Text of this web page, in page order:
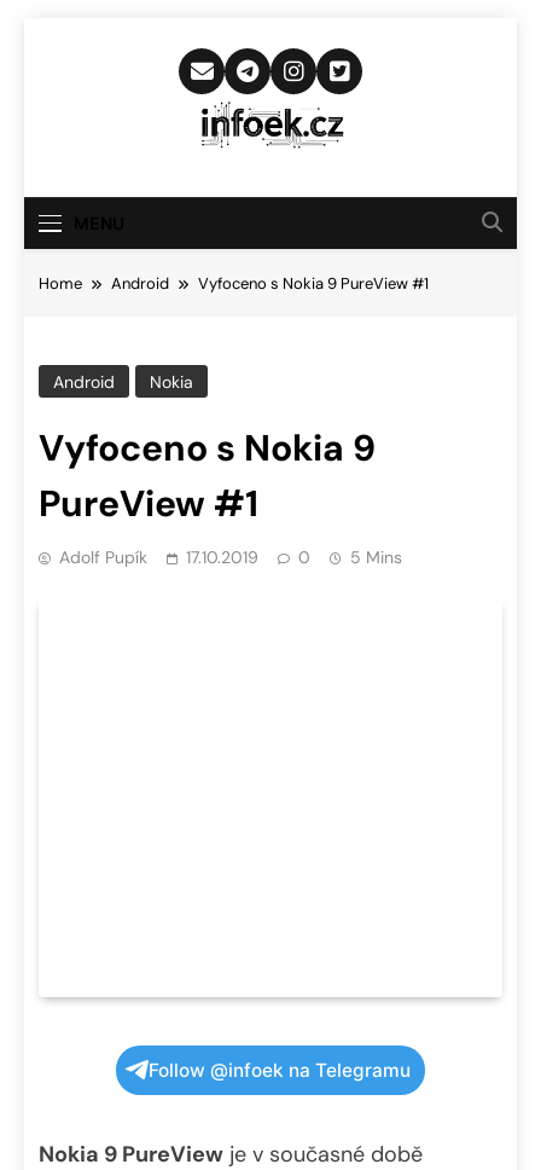
Infoek.cz
Novinkám
Home Android Vyfoceno s Nokia 9 PureView #1
Android Nokia
Vyfoceno s Nokia 9
PureView #1
Adolf Pupík 17.10.2019 0 5 Mins
Follow @infoek na Telegramu
Nokia 9 PureView je v současné době